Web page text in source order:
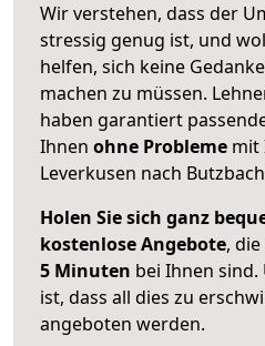
Wir verstehen, dass der
stressig genug ist, und
helfen, sich keine
machen zu müssen.
haben garantiert
Ihnen ohne Probleme mit
Leverkusen nach
Holen Sie sich ganz
kostenlose Angebote,
5 Minuten bei Ihnen sind.
ist, dass all dies zu
angeboten werden.